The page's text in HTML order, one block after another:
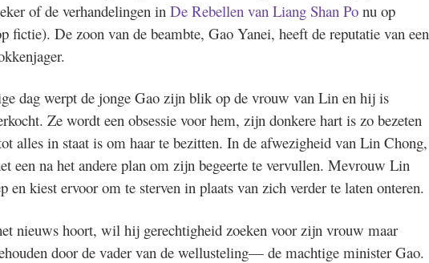
of de verhandelingen in De Rebellen van Liang Shan Ponu op
fictie). De zoon van de beambte, Gao Yanei, heeft de reputatie van een
dag werpt de jonge Gao zijn blik op de vrouw van Lin en hij is
Ze wordt een obsessie voor hem, zijn donkere hart is zo bezeten
alles in staat is om haar te bezitten. In de afwezigheid van Lin Chong,
een na het andere plan om zijn begeerte te vervullen. Mevrouw Lin
en kiest ervoor om te sterven in plaats van zich verder te laten onteren.
nieuws hoort, wil hij gerechtigheid zoeken voor zijn vrouw maar
door de vader van de wellusteling— de machtige minister Gao.